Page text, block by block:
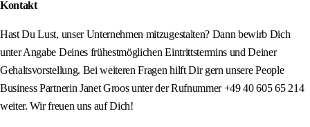
Kontakt
Hast Du Lust, unser Unternehmen mitzugestalten? Dann bewirb Dich
unter Angabe Deines frühestmöglichen Eintrittstermins und Deiner
Gehaltsvorstellung. Bei weiteren Fragen hilft Dir gern unsere People
Business Partnerin Janet Groos unter der Rufnummer +49 40 605 65 214
weiter. Wir freuen uns auf Dich!